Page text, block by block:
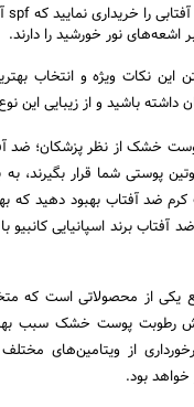
اشعه‌های نور خورشید را دارند.
این نکات ویژه و انتخاب
باشید و از زیبایی این
خشک از نظر پزشکان؛ ضد
پوستی شما قرار بگیرند،
ضد آفتاب بهبود دهید که
آفتاب برند اسپانیایی
یکی از محصولاتی است که
رطوبت پوست خشک سبب
از ویتامین‌های
بود.